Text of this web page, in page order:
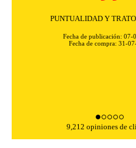
Rapidez y excelente
Fecha de publicación: 07-
9,212 opiniones de
Toda la información que
utilizadas por esas
intereses y mostrarle
que se basan en la